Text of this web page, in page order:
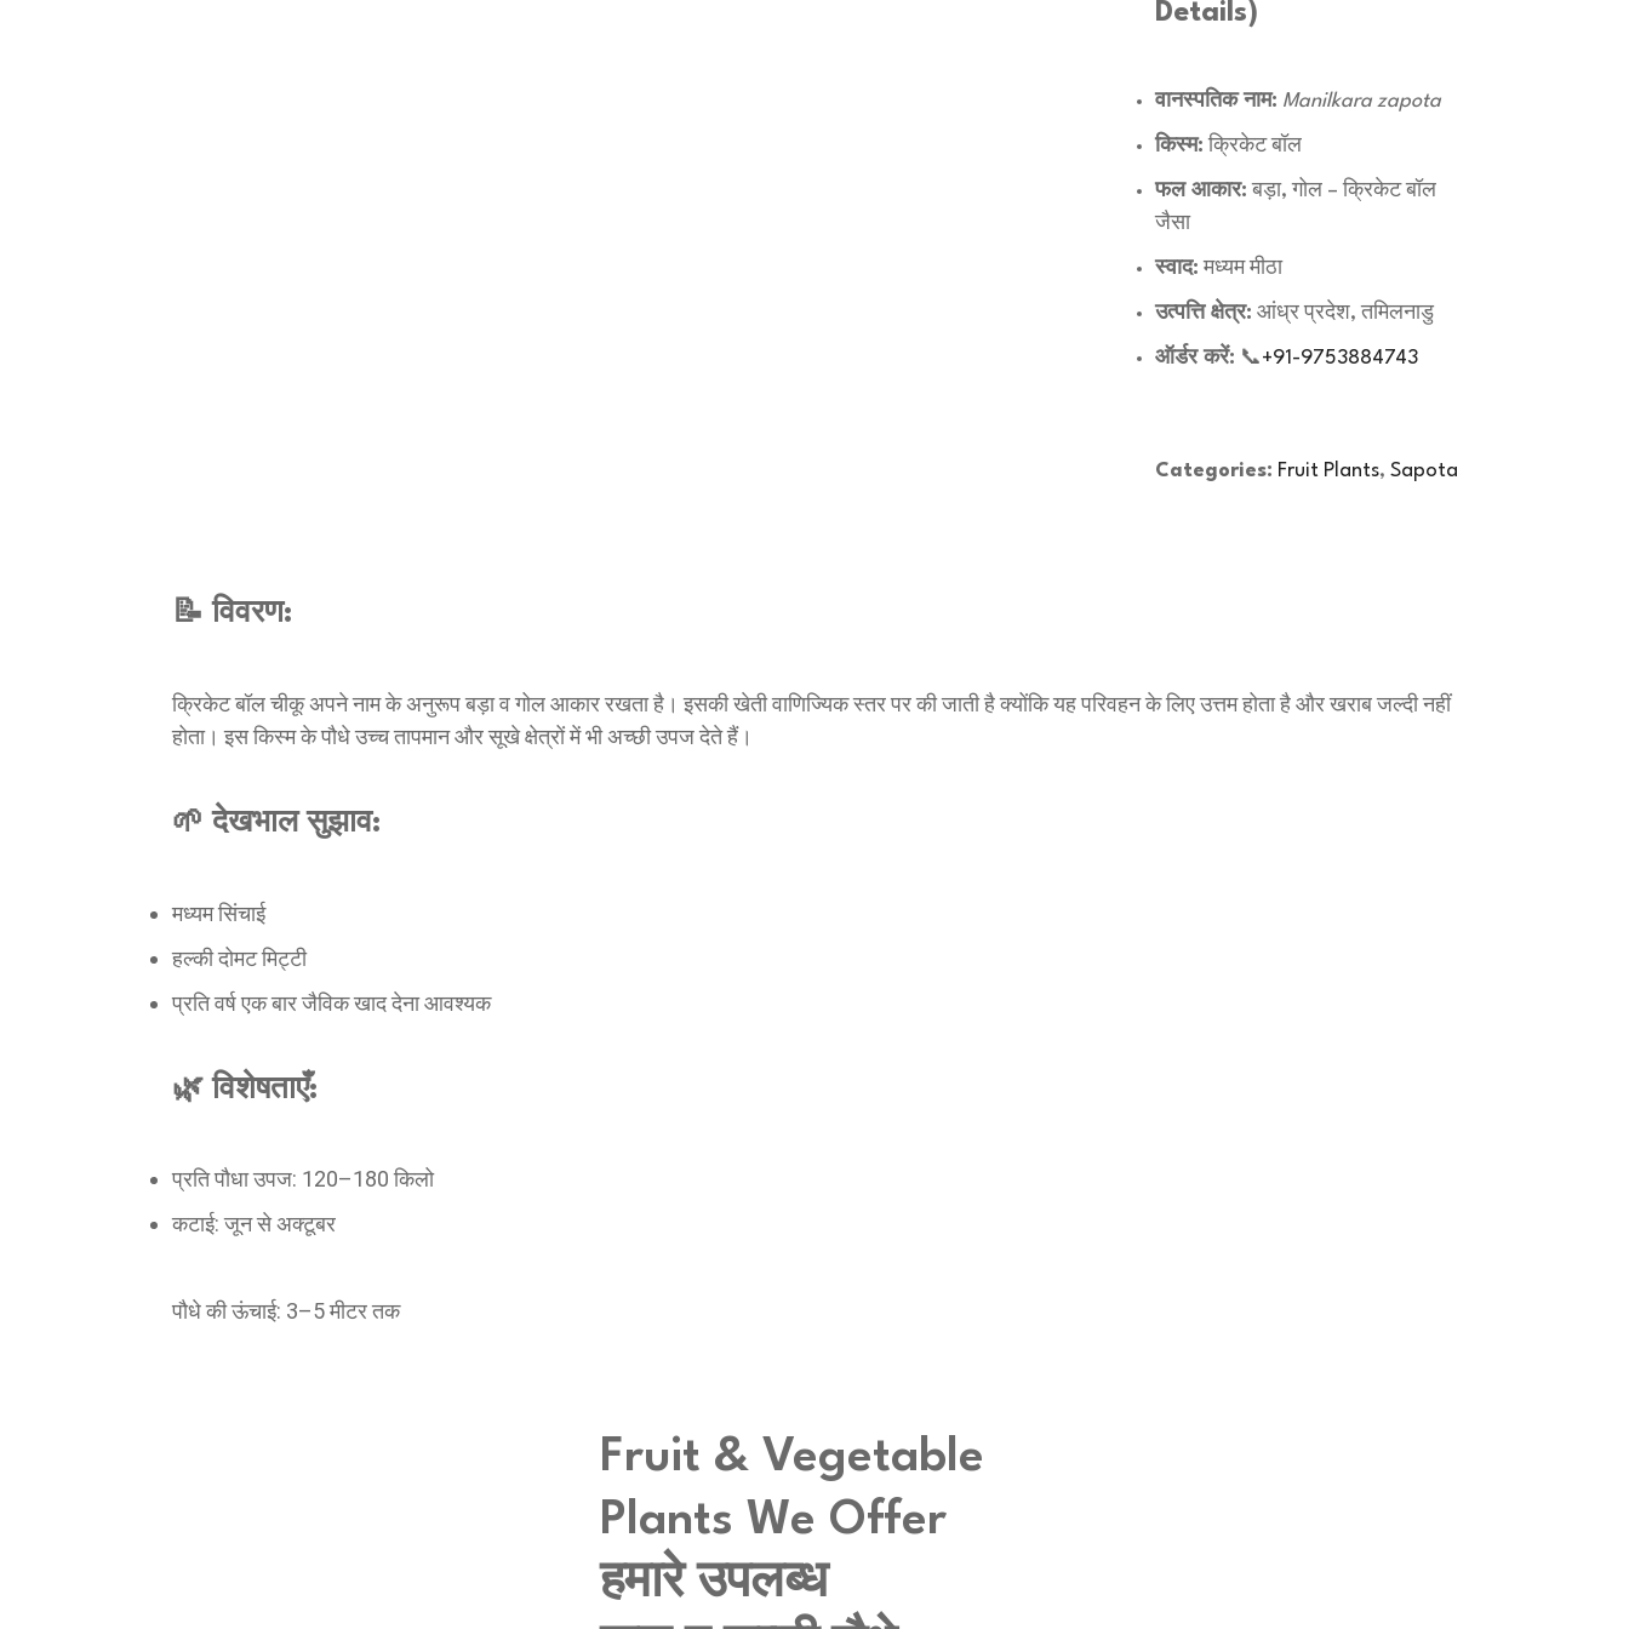
Details)
वानस्पतिक नाम: Manilkara zapota
किस्म: क्रिकेट बॉल
फल आकार: बड़ा, गोल – क्रिकेट बॉल
जैसा
स्वाद: मध्यम मीठा
उत्पत्ति क्षेत्र: आंध्र प्रदेश, तमिलनाडु
ऑर्डर करें: 📞+91-9753884743
Categories: Fruit Plants, Sapota
📝 विवरण:
क्रिकेट बॉल चीकू अपने नाम के अनुरूप बड़ा व गोल आकार रखता है। इसकी खेती वाणिज्यिक स्तर पर की जाती है क्योंकि यह परिवहन के लिए उत्तम होता है और खराब जल्दी नहीं
होता। इस किस्म के पौधे उच्च तापमान और सूखे क्षेत्रों में भी अच्छी उपज देते हैं।
🌱 देखभाल सुझाव:
मध्यम सिंचाई
हल्की दोमट मिट्टी
प्रति वर्ष एक बार जैविक खाद देना आवश्यक
🌿 विशेषताएँ:
प्रति पौधा उपज: 120–180 किलो
कटाई: जून से अक्टूबर
पौधे की ऊंचाई: 3–5 मीटर तक
Fruit & Vegetable
Plants We Offer
हमारे उपलब्ध